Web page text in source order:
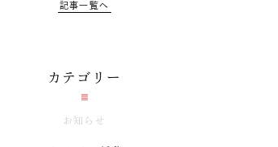
記事一覧へ
カテゴリー
お知らせ